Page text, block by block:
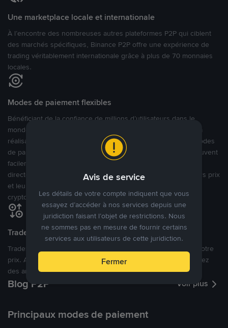
Une marketplace locale et internationale
À l’encontre des nombreuses autres plateformes P2P qui ciblent
des marchés spécifiques, Binance P2P offre une expérience de
trading véritablement internationale grâce à plus de 70 monnaies
locales.
Modes de paiement flexibles
Bénéficiant de la confiance de millions d’utilisateurs dans le
monde, Binance P2P fournit une plateforme sécurisée pour la
réalisation de trades en cryptomonnaies dans plus de 800 modes
de paiement et plus de 100 monnaies fiat. Les utilisateurs peuvent
facilement acheter, vendre et trader des cryptomonnaies
directement avec d’autres utilisateurs, tout en définissant leurs prix
et leurs modes de paiement préférés sur une Marketplace de
cryptomonnaies ouverte.
Tradez à des prix avantageux pour vous
Tradez des cryptos en étant libres d’acheter et de vendre à votre
prix. Achetez ou vendez à partir des offres existantes, ou créez
des annonces commerciales pour fixer vos propres prix.
Blog P2P Voir plus
Principaux modes de paiement
Avis de service
Les détails de votre compte indiquent que vous
essayez d’accéder à nos services depuis une
juridiction faisant l’objet de restrictions. Nous
ne sommes pas en mesure de fournir certains
services aux utilisateurs de cette juridiction.
Fermer